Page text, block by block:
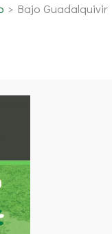
Bajo Guadalquivir